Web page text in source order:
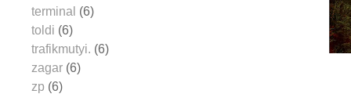
terminal (6)
toldi (6)
trafikmutyi. (6)
zagar (6)
zp (6)